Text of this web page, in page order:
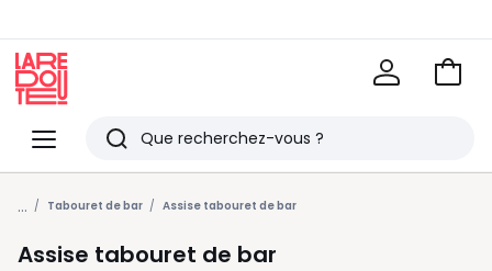
Menu
Redoute
Rechercher
Derniers
articles
vus
Voir
... Tabouret de bar Assise tabouret de bar
Assise tabouret de bar